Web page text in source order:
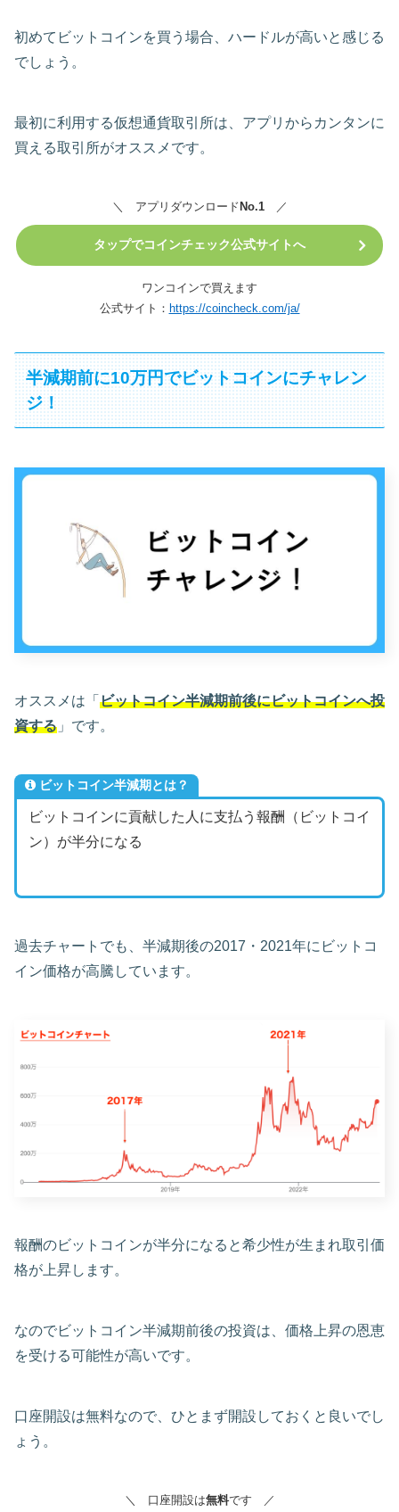
初めてビットコインを買う場合、ハードルが高いと感じる
でしょう。
最初に利用する仮想通貨取引所は、アプリからカンタンに
買える取引所がオススメです。
＼ アプリダウンロード No.1／
タップでコインチェック公式サイトへ
ワンコインで買えます
公式サイト： https://coincheck.com/ja/
半減期前に10万円でビットコインにチャレン
ジ！
オススメは「 ビットコイン半減期前後にビットコインへ投
資する 」です。
ビットコイン半減期とは？
ビットコインに貢献した人に支払う報酬（ビットコイ
ン）が半分になる
過去チャートでも、半減期後の2017・2021年にビットコ
イン価格が高騰しています。
報酬のビットコインが半分になると希少性が生まれ取引価
格が上昇します。
なのでビットコイン半減期前後の投資は、価格上昇の恩恵
を受ける可能性が高いです。
口座開設は無料なので、ひとまず開設しておくと良いでし
ょう。
＼ 口座開設は無料です ／